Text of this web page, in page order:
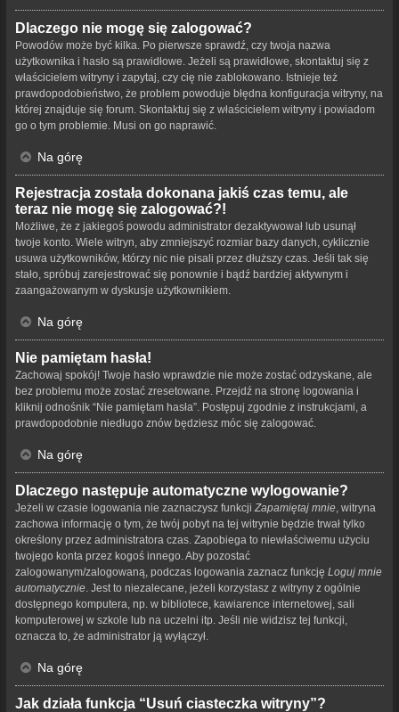
Dlaczego nie mogę się zalogować?
Powodów może być kilka. Po pierwsze sprawdź, czy twoja nazwa
użytkownika i hasło są prawidłowe. Jeżeli są prawidłowe, skontaktuj się z
właścicielem witryny i zapytaj, czy cię nie zablokowano. Istnieje też
prawdopodobieństwo, że problem powoduje błędna konfiguracja witryny, na
której znajduje się forum. Skontaktuj się z właścicielem witryny i powiadom
go o tym problemie. Musi on go naprawić.
Na górę
Rejestracja została dokonana jakiś czas temu, ale
teraz nie mogę się zalogować?!
Możliwe, że z jakiegoś powodu administrator dezaktywował lub usunął
twoje konto. Wiele witryn, aby zmniejszyć rozmiar bazy danych, cyklicznie
usuwa użytkowników, którzy nic nie pisali przez dłuższy czas. Jeśli tak się
stało, spróbuj zarejestrować się ponownie i bądź bardziej aktywnym i
zaangażowanym w dyskusje użytkownikiem.
Na górę
Nie pamiętam hasła!
Zachowaj spokój! Twoje hasło wprawdzie nie może zostać odzyskane, ale
bez problemu może zostać zresetowane. Przejdź na stronę logowania i
kliknij odnośnik “Nie pamiętam hasła”. Postępuj zgodnie z instrukcjami, a
prawdopodobnie niedługo znów będziesz móc się zalogować.
Na górę
Dlaczego następuje automatyczne wylogowanie?
Jeżeli w czasie logowania nie zaznaczysz funkcji Zapamiętaj mnie , witryna
zachowa informację o tym, że twój pobyt na tej witrynie będzie trwał tylko
określony przez administratora czas. Zapobiega to niewłaściwemu użyciu
twojego konta przez kogoś innego. Aby pozostać
zalogowanym/zalogowaną, podczas logowania zaznacz funkcję Loguj mnie
automatycznie . Jest to niezalecane, jeżeli korzystasz z witryny z ogólnie
dostępnego komputera, np. w bibliotece, kawiarence internetowej, sali
komputerowej w szkole lub na uczelni itp. Jeśli nie widzisz tej funkcji,
oznacza to, że administrator ją wyłączył.
Na górę
Jak działa funkcja “Usuń ciasteczka witryny”?